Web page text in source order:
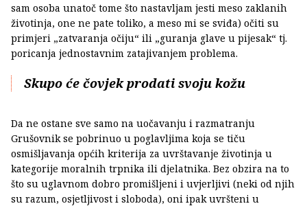
sam osoba unatoč tome što nastavljam jesti meso zaklanih
životinja, one ne pate toliko, a meso mi se sviđa) očiti su
primjeri „zatvaranja očiju“ ili „guranja glave u pijesak“ tj.
poricanja jednostavnim zatajivanjem problema.
Skupo će čovjek prodati svoju kožu
Da ne ostane sve samo na uočavanju i razmatranju
Grušovnik se pobrinuo u poglavljima koja se tiču
osmišljavanja općih kriterija za uvrštavanje životinja u
kategorije moralnih trpnika ili djelatnika. Bez obzira na to
što su uglavnom dobro promišljeni i uvjerljivi (neki od njih
su razum, osjetljivost i sloboda), oni ipak uvršteni u